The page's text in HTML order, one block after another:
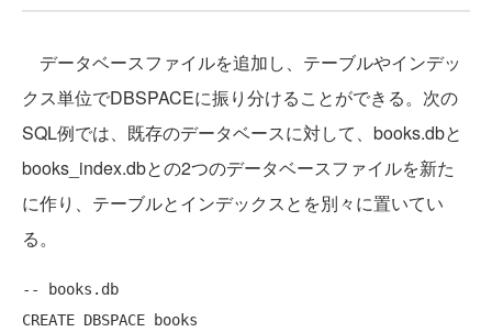
データベースファイルを追加し、テーブルやインデッ
クス単位でDBSPACEに振り分けることができる。次の
SQL例では、既存のデータベースに対して、books.dbと
books_index.dbとの2つのデータベースファイルを新た
に作り、テーブルとインデックスとを別々に置いてい
る。
-- books.db
CREATE